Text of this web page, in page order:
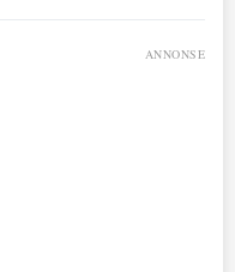
ANNONSE